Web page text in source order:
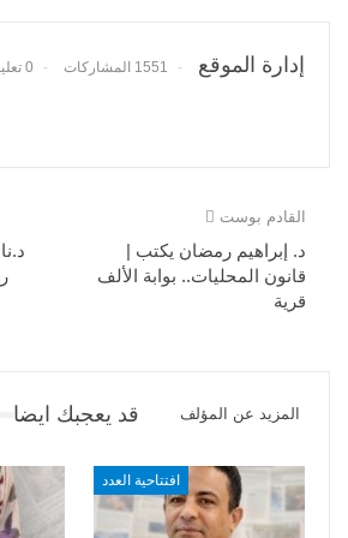
إدارة الموقع 1551 المشاركات 0 تعليقات
القادم بوست
د. إبراهيم رمضان يكتب |
قانون المحليات.. بوابة الألف
قرية
قد يعجبك ايضا المزيد عن المؤلف
افتتاحية العدد